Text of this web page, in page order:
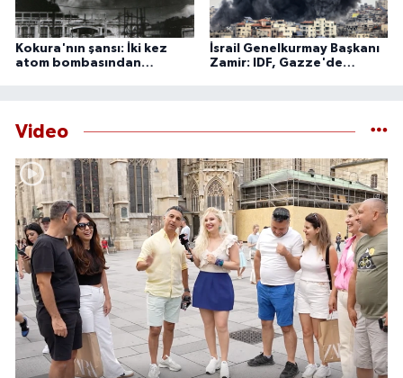
Kokura'nın şansı: İki kez
atom bombasından
İsrail Genelkurmay Başkanı
Zamir: IDF, Gazze'de
Video